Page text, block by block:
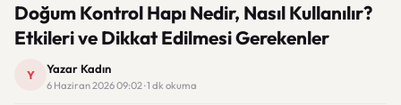
Doğum Kontrol Hapı Nedir, Nasıl Kullanılır?
Etkileri ve Dikkat Edilmesi Gerekenler
Y Yazar Kadın
6 Haziran 2026 09:02 · 1 dk okuma